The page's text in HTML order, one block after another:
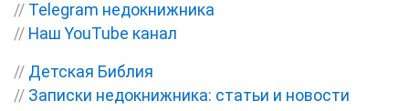
// Telegram недокнижника
// Наш YouTube канал
// Детская Библия
// Записки недокнижника: статьи и новости